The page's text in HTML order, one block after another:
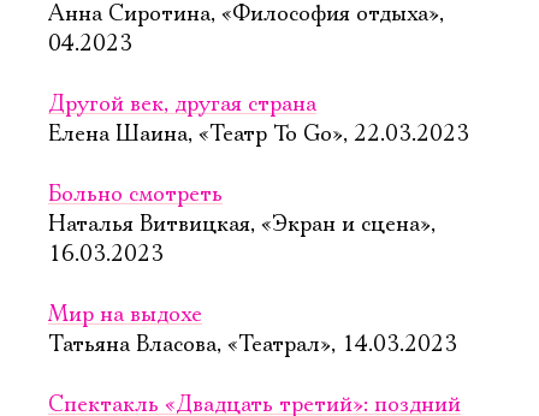
Анна Сиротина, «Философия отдыха»,
04.2023
Другой век, другая страна
Елена Шаина, «Театр To Go», 22.03.2023
Больно смотреть
Наталья Витвицкая, «Экран и сцена»,
16.03.2023
Мир на выдохе
Татьяна Власова, «Театрал», 14.03.2023
Спектакль «Двадцать третий»: поздний